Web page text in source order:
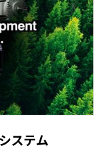
ステム